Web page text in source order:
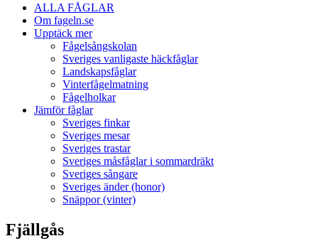
Primär
meny
ALLA FÅGLAR
Om fageln.se
Upptäck mer
Fågelsångskolan
Sveriges vanligaste häckfåglar
Landskapsfåglar
Vinterfågelmatning
Fågelholkar
Jämför fåglar
Sveriges finkar
Sveriges mesar
Sveriges trastar
Sveriges måsfåglar i sommardräkt
Sveriges sångare
Sveriges änder (honor)
Snäppor (vinter)
Fjällgås